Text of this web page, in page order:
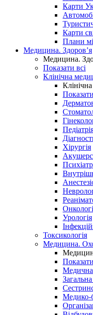
Карти
Карти
Плани
Медицина. Здоров’я
Медицина.
Показати всі
Клінічна
Хірургія
Урологія
Токсикологія
Медицина.
Медична
Медико-